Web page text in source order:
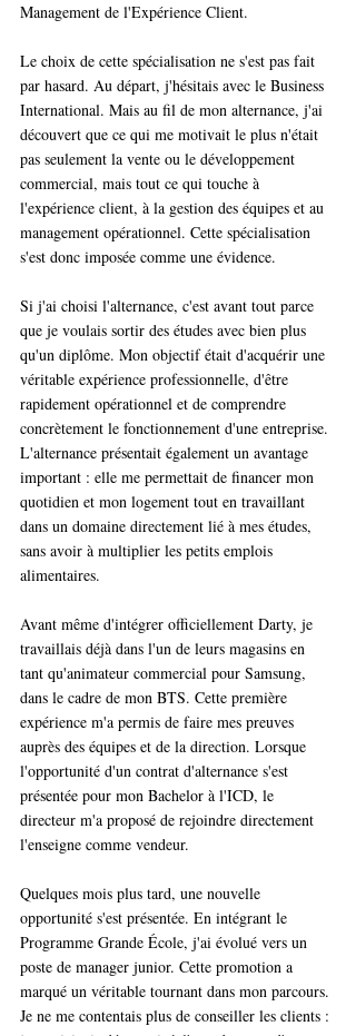
Management de l'Expérience Client.
Le choix de cette spécialisation ne s'est pas fait
par hasard. Au départ, j'hésitais avec le Business
International. Mais au fil de mon alternance, j'ai
découvert que ce qui me motivait le plus n'était
pas seulement la vente ou le développement
commercial, mais tout ce qui touche à
l'expérience client, à la gestion des équipes et au
management opérationnel. Cette spécialisation
s'est donc imposée comme une évidence.
Si j'ai choisi l'alternance, c'est avant tout parce
que je voulais sortir des études avec bien plus
qu'un diplôme. Mon objectif était d'acquérir une
véritable expérience professionnelle, d'être
rapidement opérationnel et de comprendre
concrètement le fonctionnement d'une entreprise.
L'alternance présentait également un avantage
important : elle me permettait de financer mon
quotidien et mon logement tout en travaillant
dans un domaine directement lié à mes études,
sans avoir à multiplier les petits emplois
alimentaires.
Avant même d'intégrer officiellement Darty, je
travaillais déjà dans l'un de leurs magasins en
tant qu'animateur commercial pour Samsung,
dans le cadre de mon BTS. Cette première
expérience m'a permis de faire mes preuves
auprès des équipes et de la direction. Lorsque
l'opportunité d'un contrat d'alternance s'est
présentée pour mon Bachelor à l'ICD, le
directeur m'a proposé de rejoindre directement
l'enseigne comme vendeur.
Quelques mois plus tard, une nouvelle
opportunité s'est présentée. En intégrant le
Programme Grande École, j'ai évolué vers un
poste de manager junior. Cette promotion a
marqué un véritable tournant dans mon parcours.
Je ne me contentais plus de conseiller les clients :